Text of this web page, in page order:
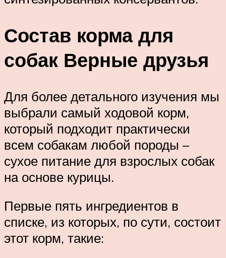
Состав корма для
собак Верные друзья
Для более детального изучения мы
выбрали самый ходовой корм,
который подходит практически
всем собакам любой породы –
сухое питание для взрослых собак
на основе курицы.
Первые пять ингредиентов в
списке, из которых, по сути, состоит
этот корм, такие: